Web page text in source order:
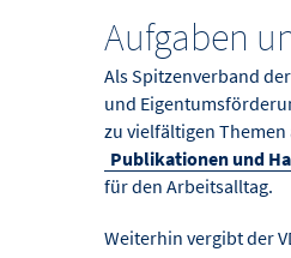
Aufgaben
Als Spitzenverband
und
zu vielfältigen
Publikationen und
für den Arbeitsalltag.
Weiterhin vergibt der